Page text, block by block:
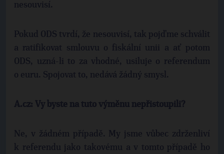
nesouvisí.
Pokud ODS tvrdí, že nesouvisí, tak pojďme schválit
a ratifikovat smlouvu o fiskální unii a ať potom
ODS, uzná-li to za vhodné, usiluje o referendum
o euru. Spojovat to, nedává žádný smysl.
A.cz: Vy byste na tuto výměnu nepřistoupili?
Ne, v žádném případě. My jsme vůbec zdrženliví
k referendu jako takovému a v tomto případě ho